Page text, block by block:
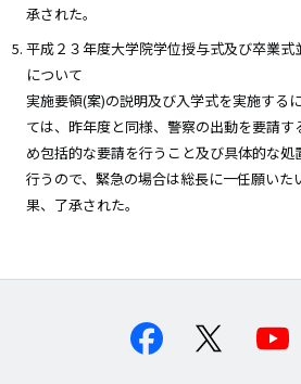
承された。
平成２３年度大学院学位授与式及び卒業
について
実施要領(案)の説明及び入学式を実施する
ては、昨年度と同様、警察の出動を要請
め包括的な要請を行うこと及び具体的な
行うので、緊急の場合は総長に一任願いた
果、了承された。